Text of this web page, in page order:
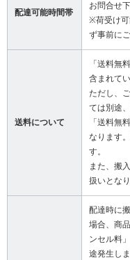
配達可能時間帯
お問合せ下
※荷受け可
ず事前に
送料について
「送料無
含まれてい
ただし、
ては別途
「送料無
なります
す。
また、搬
扱いとなり
配達時に
場合、商
ンセル料
途発生し